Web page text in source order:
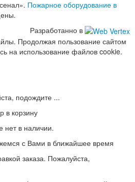
Пожарное оборудование в
Разработанно в
Продолжая пользование сайтом
на использование файлов cookie.
подождите ...
в корзину
нет в наличии.
с Вами в ближайшее время
заказа. Пожалуйста,